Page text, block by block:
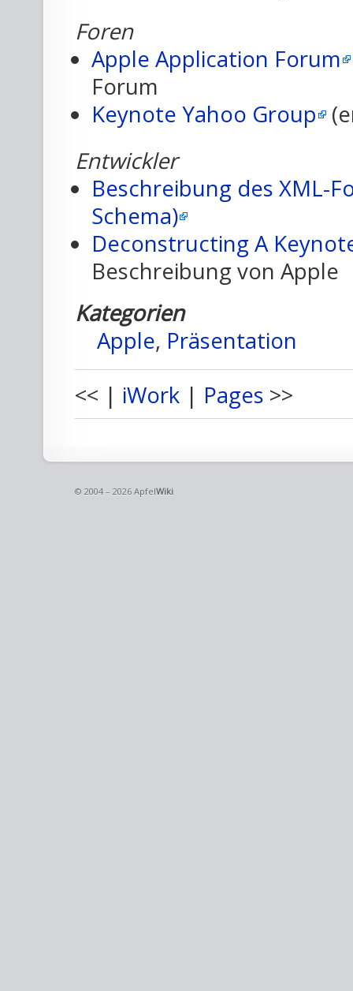
Foren
Apple Application Forum
Forum
Keynote Yahoo Group
Entwickler
Beschreibung des XML-
Schema)
Deconstructing A
Beschreibung von Apple
Kategorien
Apple, Präsentation
<< | iWork | Pages >>
© 2004 – 2026 ApfelWiki